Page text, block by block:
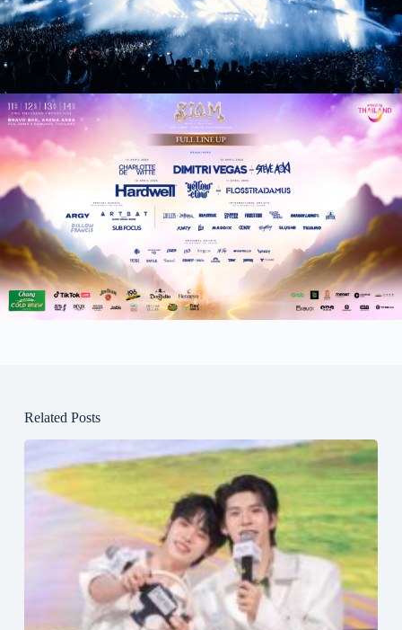
Related Posts